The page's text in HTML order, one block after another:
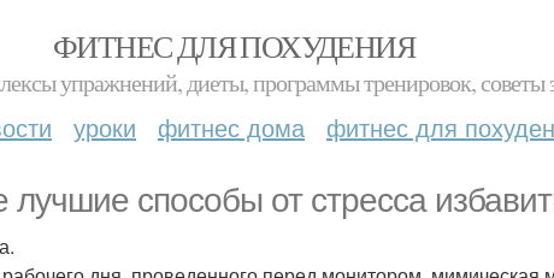
ФИТНЕС ДЛЯ ПОХУДЕНИЯ
упражнений, диеты, программы тренировок, советы
уроки фитнес дома фитнес для
способы от стресса